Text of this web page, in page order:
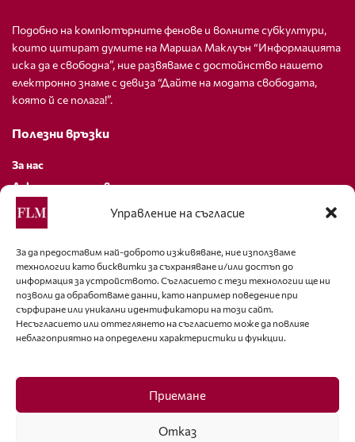
Управление на съгласие
За да предоставим най-доброто изживяване, ние използваме
технологии като бисквитки за съхраняване и/или достъп до
информация за устройството. Съгласието с тези технологии ще ни
позволи да обработваме данни, като например поведение при
сърфиране или уникални идентификатори на този сайт.
Несъгласието или оттеглянето на съгласието може да повлияе
неблагоприятно на определени характеристики и функции.
Приемане
Отказ
Подобно на компютърните фенове и волните субкултури,
които цитират думите на Маршал Маклуън “Информацията
иска да е свободна”, ние развяваме с достойнство нашето
електронно знаме с девиза “Дайте на модата свободата,
която й се полага!”.
Полезни връзки
За нас
Декларация за поверителност
Политика за бисквитки
За контакти
editor@fashion-lifestyle.net
+359 88 227 33 47
Последвайте ни
Facebook